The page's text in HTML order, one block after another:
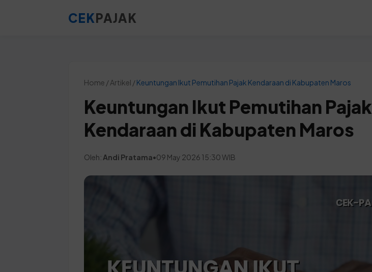
CEKPAJAK
Home / Artikel /Keuntungan Ikut Pemutihan Pajak Kendaraan di Kabupaten Maros
Keuntungan Ikut Pemutihan Pajak
Kendaraan di Kabupaten Maros
Oleh: Andi Pratama•09 May 2026 15:30 WIB